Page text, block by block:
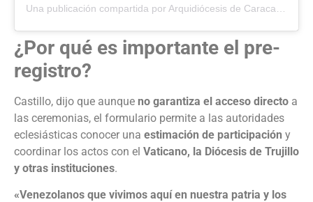
¿Por qué es importante el pre-
registro?
Castillo, dijo que aunque no garantiza el acceso directo a
las ceremonias, el formulario permite a las autoridades
eclesiásticas conocer una estimación de participación y
coordinar los actos con el Vaticano, la Diócesis de Trujillo
y otras instituciones.
«Venezolanos que vivimos aquí en nuestra patria y los